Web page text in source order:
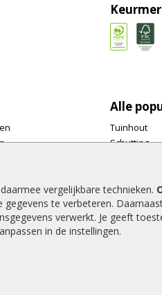
vergelijkbare technieken.
te verbeteren.
verwerkt. Je geeft
in de instellingen.
in de tuin
Alle
Tuinhout
Schutting
Tuinhekken
Tuinhuizen
Blokhutten